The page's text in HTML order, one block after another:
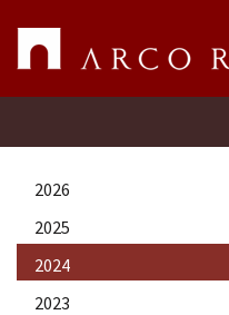
Meklēt īpašumu
Novērtēt īpašumu
2026
2025
2024
2023